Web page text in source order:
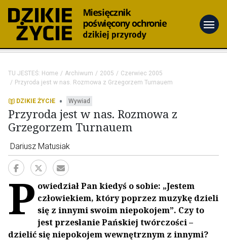
menu
TU JESTEŚ: Home Archiwum 2005
Czerwiec 2005
Przyroda jest w nas. Rozmowa z Grzegorzem Turnauem
DZIKIE ŻYCIE • Wywiad
Przyroda jest w nas. Rozmowa z
Grzegorzem Turnauem
Dariusz Matusiak
P owiedział Pan kiedyś o sobie: „Jestem
człowiekiem, który poprzez muzykę dzieli
się z innymi swoim niepokojem”. Czy to
jest przesłanie Pańskiej twórczości –
dzielić się niepokojem wewnętrznym z innymi?